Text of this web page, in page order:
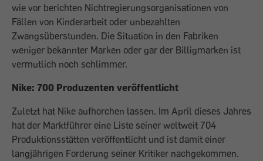
wie vor berichten Nichtregierungsorganisationen von
Fällen von Kinderarbeit oder unbezahlten
Zwangsüberstunden. Die Situation in den Fabriken
weniger bekannter Marken oder gar der Billigmarken ist
vermutlich noch schlimmer.
Nike: 700 Produzenten veröffentlicht
Zuletzt hat Nike aufhorchen lassen. Im April dieses Jahres
hat der Marktführer eine Liste seiner weltweit 704
Produktionsstätten veröffentlicht und ist damit einer
langjährigen Forderung seiner Kritiker nachgekommen.